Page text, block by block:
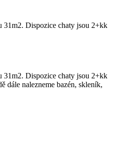
31m2. Dispozice chaty jsou 2+kk
31m2. Dispozice chaty jsou 2+kk
dále nalezneme bazén, skleník,